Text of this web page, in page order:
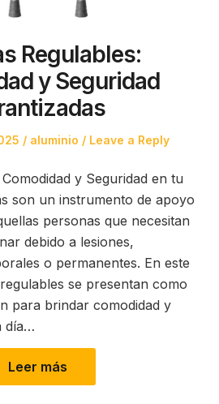
Regulables:
y Seguridad
Posted
aluminio Leave a Reply
y Seguridad en tu
son un instrumento de apoyo
personas que necesitan
debido a lesiones,
o permanentes. En este
se presentan como
para brindar comodidad y
día…
Leer más